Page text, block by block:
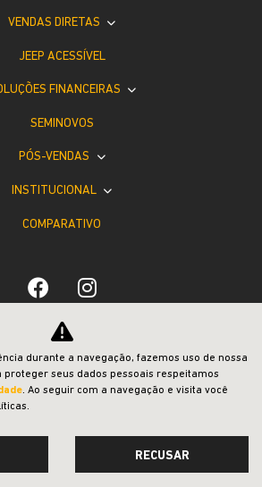
VENDAS DIRETAS
JEEP ACESSÍVEL
FINANCEIRAS
SEMINOVOS
PÓS-VENDAS
INSTITUCIONAL
COMPARATIVO
Seu bem maior é a vida.
durante a navegação, fazemos uso de nossa
proteger seus dados pessoais respeitamos
. Ao seguir com a navegação e visita você
RECUSAR